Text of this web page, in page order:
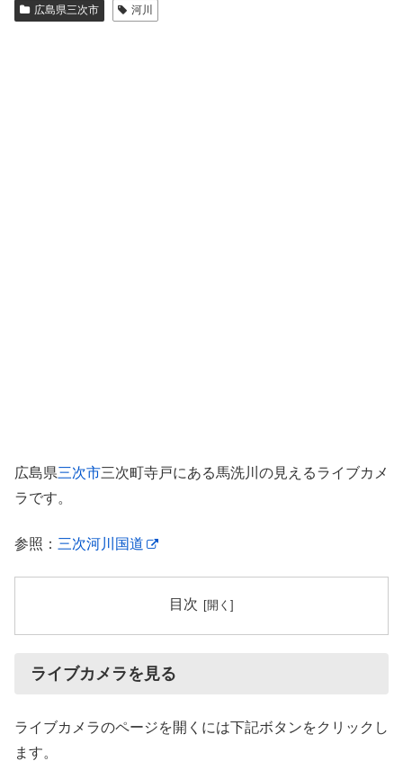
広島県三次市 河川
広島県三次市三次町寺戸にある馬洗川の見えるライブカメ
ラです。
参照： 三次河川国道
目次
ライブカメラを見る
ライブカメラのページを開くには下記ボタンをクリックし
ます。